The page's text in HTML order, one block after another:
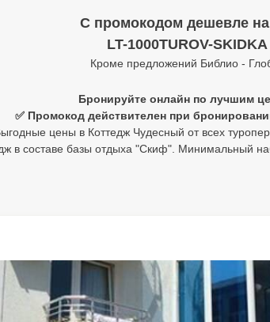
C промокодом дешевле
LT-1000TUROV-SKIDKA
Кроме предложений Библио -
Бронируйте онлайн по лучшим
✅ Промокод действителен при
цены в Коттедж Чудесный от всех
в составе базы отдыха "Скиф". Минимальный